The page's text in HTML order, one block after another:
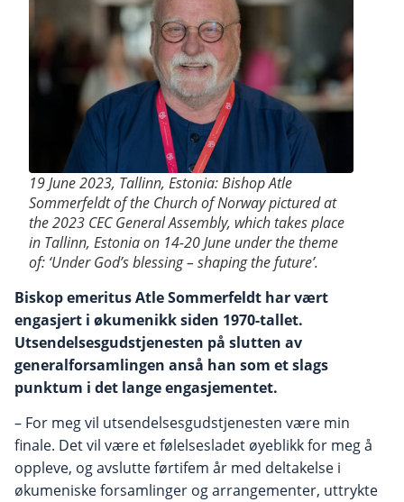
19 June 2023, Tallinn, Estonia: Bishop Atle
Sommerfeldt of the Church of Norway pictured at
the 2023 CEC General Assembly, which takes place
in Tallinn, Estonia on 14-20 June under the theme
of: ‘Under God’s blessing – shaping the future’.
Biskop emeritus Atle Sommerfeldt har vært
engasjert i økumenikk siden 1970-tallet.
Utsendelsesgudstjenesten på slutten av
generalforsamlingen anså han som et slags
punktum i det lange engasjementet.
– For meg vil utsendelsesgudstjenesten være min
finale. Det vil være et følelsesladet øyeblikk for meg å
oppleve, og avslutte førtifem år med deltakelse i
økumeniske forsamlinger og arrangementer, uttrykte